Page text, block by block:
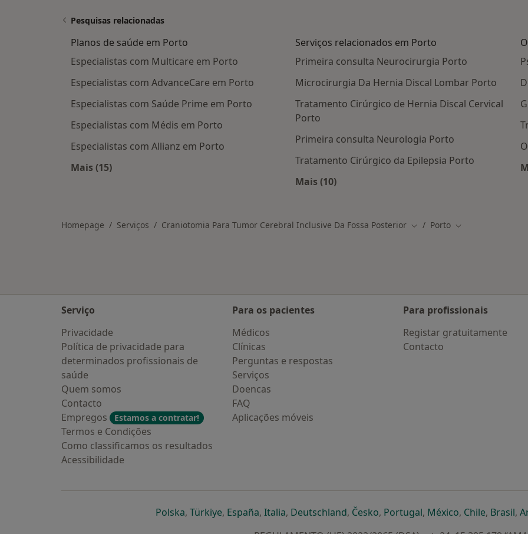
Pesquisas relacionadas
Planos de saúde em Porto
Especialistas com Multicare em Porto
Especialistas com AdvanceCare em Porto
Especialistas com Saúde Prime em Porto
Especialistas com Médis em Porto
Especialistas com Allianz em Porto
Mais (15)
Mais na categoria: Planos de saúde em Porto
Serviços relacionados em Porto
Primeira consulta Neurocirurgia Porto
Microcirurgia Da Hernia Discal Lombar Porto
Tratamento Cirúrgico de Hernia Discal Cervical
Porto
Primeira consulta Neurologia Porto
Tratamento Cirúrgico da Epilepsia Porto
Mais (10)
Homepage Serviços Craniotomia Para Tumor Cerebral Inclusive Da Fossa Posterior Mudar de cidade
Porto Mudar de cidade
Serviço
Privacidade
Política de privacidade para
determinados profissionais de
saúde
Quem somos
Contacto
Empregos
Estamos a contratar!
Termos e Condições
Como classificamos os resultados
Acessibilidade
Para os pacientes
Médicos
Clínicas
Perguntas e respostas
Serviços
Doencas
FAQ
Aplicações móveis
Para profissionais
Registar gratuitamente
Contacto
Polskaabre num novo separador
, Türkiyeabre num novo separador
, Españaabre num novo separador
, Italiaabre num novo separador
, Deutschlandabre num novo separador
, Českoabre num novo separador
, Portugalabre num novo
, Méxicoabre num
, Chileabre
, Brasil,